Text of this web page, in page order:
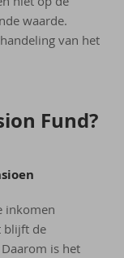
waarde.
van het
Fund?
inkomen
blijft de
is het